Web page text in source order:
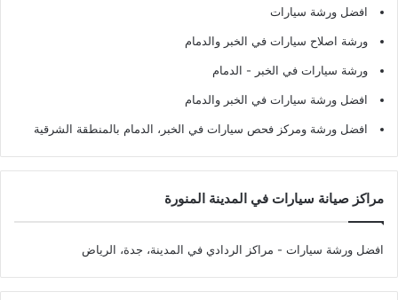
افضل ورشة سيارات
ورشة اصلاح سيارات في الخبر والدمام
ورشة سيارات في الخبر - الدمام
افضل ورشة سيارات في الخبر والدمام
افضل ورشة ومركز فحص سيارات في الخبر، الدمام بالمنطقة الشرقية
مراكز صيانة سيارات في المدينة المنورة
افضل ورشة سيارات - مراكز الردادي في المدينة، جدة، الرياض